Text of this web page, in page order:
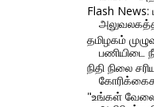
Flash
தமிழகம்
பணியிடை
நிதி நிலை
"உங்கள்